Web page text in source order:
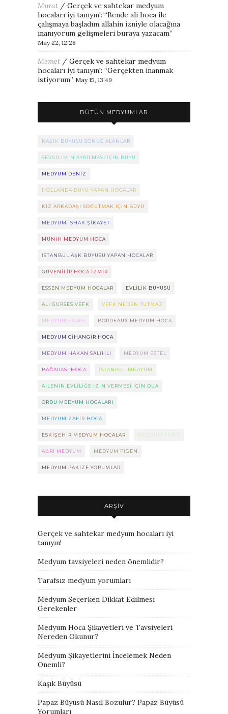
Murat / Gerçek ve sahtekar medyum
hocaları iyi tanıyın!: “Bende ali hoca ile
çalışmaya başladım allahin izniyle olacağına
inanıyorum gelişmeleri buraya yazacam”
May 22, 12:28
Memet / Gerçek ve sahtekar medyum
hocaları iyi tanıyın!: “Gerçekten inanmak
istiyorum” May 15, 13:49
BÜTÜN MEDYUMLAR
KAŞIK BÜYÜSÜ SONUÇ ALANLAR
SEVGILIMIN AYRILMASI IÇIN BÜYÜ
MEDYUM DENIZ
HOLLANDA BÜYÜ YAPAN HOCALAR
KIZ ARKADAŞI SOĞUTMAK IÇIN BÜYÜ
MEDYUM ISHAK ŞIKAYET
MÜNIH MEDYUM HOCA
ISTANBUL AŞK BÜYÜSÜ YAPAN HOCALAR
GÜVENILIR HOCA IZMIR
ESSEN MEDYUM HOCALAR EVLILIK BÜYÜSÜ
ALI GÜRSES VEFK VEFK NEDEN TUTMAZ
MEDYUM FARES BORDEAUX MEDYUM HOCA
MEDYUM CIHANGIR HOCA
MEDYUM HAKAN SALIHLI MEDYUM ESTEL
BAĞARASI HOCA ISTANBUL MEDYUM
AILENIN EVLILIĞE IZIN VERMESI IÇIN DUA
ORDU MEDYUM HOCALARI
MEDYUM ZAFIR HOCA
ESKIŞEHIR MEDYUM HOCALAR MEDYUM FERIT
AĞRI MEDYUM MEDYUM FIGEN
MEDYUM PAKIZE YORUMLAR
ARŞIV
Gerçek ve sahtekar medyum hocaları iyi
tanıyın!
Medyum tavsiyeleri neden önemlidir?
Tarafsız medyum yorumları
Medyum Seçerken Dikkat Edilmesi
Gerekenler
Medyum Hoca Şikayetleri ve Tavsiyeleri
Nereden Okunur?
Medyum Şikayetlerini İncelemek Neden
Önemli?
Kaşık Büyüsü
Papaz Büyüsü Nasıl Bozulur? Papaz Büyüsü
Yorumları